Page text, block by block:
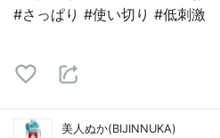
#さっぱり #使い切り #低刺激
美人ぬか(BIJINNUKA)